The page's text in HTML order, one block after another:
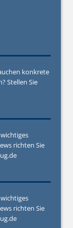
konkrete
Stellen Sie
richten Sie
richten Sie